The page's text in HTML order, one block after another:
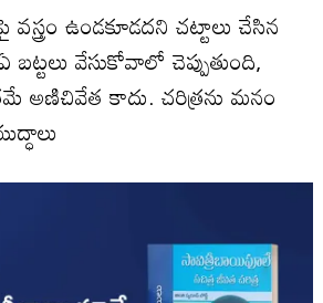
వస్త్రం ఉండకూడదని చట్టాలు చేసిన
వేసుకోవాలో చెప్పుతుంది,
కాదు. చరిత్రను మనం